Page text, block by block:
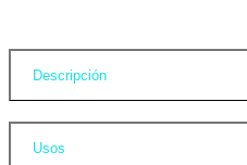
Descripción
Usos